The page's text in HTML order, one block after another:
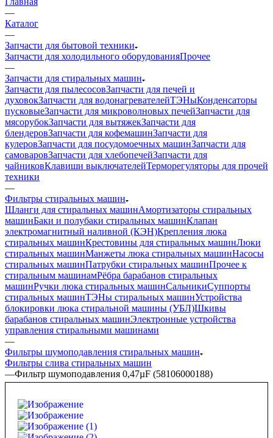
—
Каталог
—
Запчасти для бытовой техники
Запчасти для холодильного оборудованияПрочее
—
Запчасти для стиральных машин
Запчасти для пылесосовЗапчасти для печей и
духовокЗапчасти для водонагревателейТЭНыКонденсаторы
пусковыеЗапчасти для микроволновых печейЗапчасти для
мясорубокЗапчасти для вытяжекЗапчасти для
блендеровЗапчасти для кофемашинЗапчасти для
кулеровЗапчасти для посудомоечных машинЗапчасти для
самоваровЗапчасти для хлебопечейЗапчасти для
чайниковКлавиши выключателейТерморегуляторы для прочей
техники
—
Фильтры стиральных машин
Шланги для стиральных машинАмортизаторы стиральных
машинБаки и полубаки стиральных машинКлапан
электромагнитный наливной (КЭН)Крепления люка
стиральных машинКрестовины для стиральных машинЛюки
стиральных машинМанжеты люка стиральных машинНасосы
стиральных машинПатрубки стиральных машинПрочее к
стиральным машинамРёбра барабанов стиральных
машинРучки люка стиральных машинСальникиСуппорты
стиральных машинТЭНы стиральных машинУстройства
блокировки люка стиральной машины (УБЛ)Шкивы
барабанов стиральных машинЭлектронные устройства
управления стиральными машинами
—
Фильтры шумоподавления стиральных машин
Фильтры слива стиральных машин
—Фильтр шумоподавления 0,47µF (58106000188)